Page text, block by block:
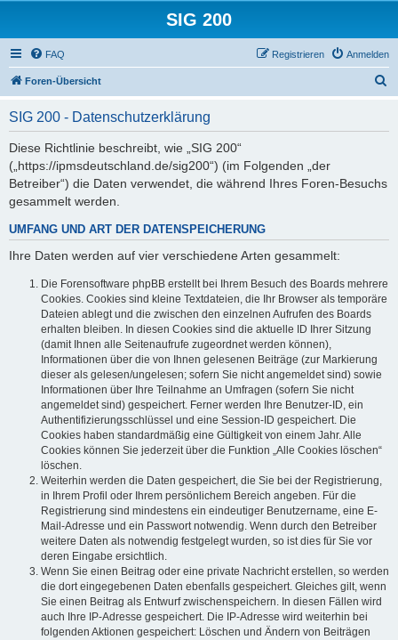
SIG 200
FAQ Anmelden
Registrieren
Foren-Übersicht
SIG 200 - Datenschutzerklärung
Diese Richtlinie beschreibt, wie „SIG 200“
(„https://ipmsdeutschland.de/sig200“) (im Folgenden „der
Betreiber“) die Daten verwendet, die während Ihres Foren-Besuchs
gesammelt werden.
UMFANG UND ART DER DATENSPEICHERUNG
Ihre Daten werden auf vier verschiedene Arten gesammelt:
Die Forensoftware phpBB erstellt bei Ihrem Besuch des Boards mehrere
Cookies. Cookies sind kleine Textdateien, die Ihr Browser als temporäre
Dateien ablegt und die zwischen den einzelnen Aufrufen des Boards
erhalten bleiben. In diesen Cookies sind die aktuelle ID Ihrer Sitzung
(damit Ihnen alle Seitenaufrufe zugeordnet werden können),
Informationen über die von Ihnen gelesenen Beiträge (zur Markierung
dieser als gelesen/ungelesen; sofern Sie nicht angemeldet sind) sowie
Informationen über Ihre Teilnahme an Umfragen (sofern Sie nicht
angemeldet sind) gespeichert. Ferner werden Ihre Benutzer-ID, ein
Authentifizierungsschlüssel und eine Session-ID gespeichert. Die
Cookies haben standardmäßig eine Gültigkeit von einem Jahr. Alle
Cookies können Sie jederzeit über die Funktion „Alle Cookies löschen“
löschen.
Weiterhin werden die Daten gespeichert, die Sie bei der Registrierung,
in Ihrem Profil oder Ihrem persönlichem Bereich angeben. Für die
Registrierung sind mindestens ein eindeutiger Benutzername, eine E-
Mail-Adresse und ein Passwort notwendig. Wenn durch den Betreiber
weitere Daten als notwendig festgelegt wurden, so ist dies für Sie vor
deren Eingabe ersichtlich.
Wenn Sie einen Beitrag oder eine private Nachricht erstellen, so werden
die dort eingegebenen Daten ebenfalls gespeichert. Gleiches gilt, wenn
Sie einen Beitrag als Entwurf zwischenspeichern. In diesen Fällen wird
auch Ihre IP-Adresse gespeichert. Die IP-Adresse wird weiterhin bei
folgenden Aktionen gespeichert: Löschen und Ändern von Beiträgen